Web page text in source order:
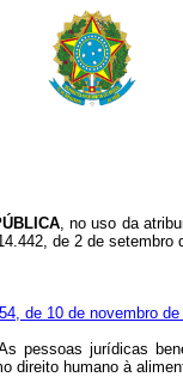
, no uso da
de 2 de setembro
de 10 de novembro de
pessoas jurídicas
direito humano à